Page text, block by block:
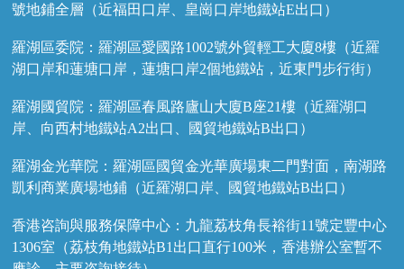
號地鋪全層（近福田口岸、皇崗口岸地鐵站E出口）
羅湖區委院：羅湖區愛國路1002號外貿輕工大廈8樓（近羅
湖口岸和蓮塘口岸，蓮塘口岸2個地鐵站，近東門步行街）
羅湖國貿院：羅湖區春風路廬山大廈B座21樓（近羅湖口
岸、向西村地鐵站A2出口、國貿地鐵站B出口）
羅湖金光華院：羅湖區國貿金光華廣場東二門對面，南湖路
凱利商業廣場地鋪（近羅湖口岸、國貿地鐵站B出口）
香港咨詢與服務保障中心：九龍荔枝角長裕街11號定豐中心
1306室（荔枝角地鐵站B1出口直行100米，香港辦公室暫不